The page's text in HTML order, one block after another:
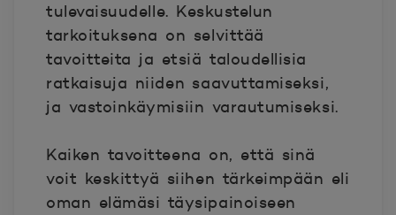
tulevaisuudelle. Keskustelun
tarkoituksena on selvittää
tavoitteita ja etsiä taloudellisia
ratkaisuja niiden saavuttamiseksi,
ja vastoinkäymisiin varautumiseksi.
Kaiken tavoitteena on, että sinä
voit keskittyä siihen tärkeimpään eli
oman elämäsi täysipainoiseen